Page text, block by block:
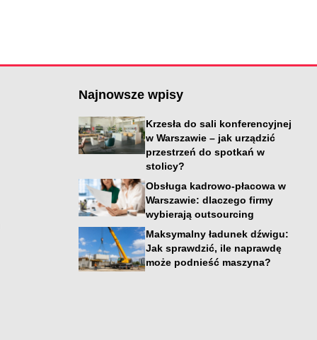
Najnowsze wpisy
Krzesła do sali konferencyjnej
w Warszawie – jak urządzić
przestrzeń do spotkań w
stolicy?
Obsługa kadrowo-płacowa w
Warszawie: dlaczego firmy
wybierają outsourcing
Maksymalny ładunek dźwigu:
Jak sprawdzić, ile naprawdę
może podnieść maszyna?